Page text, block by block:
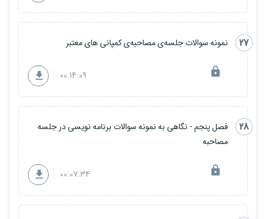
27 نمونه سوالات جلسه‌ی مصاحبه‌ی کمپانی های معتبر
00:14:09
28
فصل پنجم - نگاهی به نمونه سوالات برنامه نویسی در جلسه
مصاحبه
00:07:34